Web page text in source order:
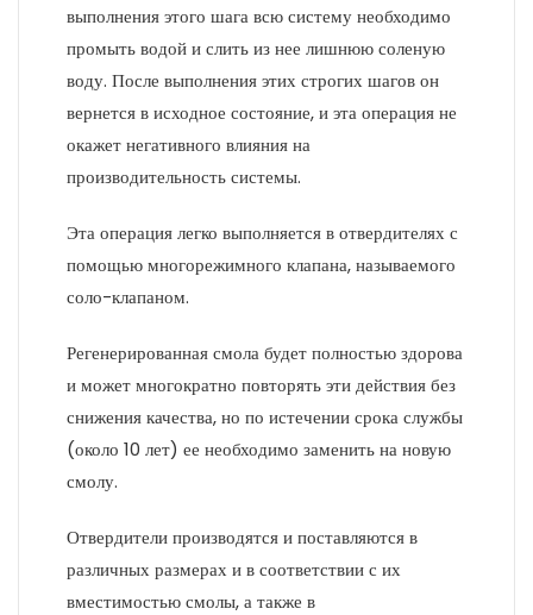
выполнения этого шага всю систему необходимо
промыть водой и слить из нее лишнюю соленую
воду. После выполнения этих строгих шагов он
вернется в исходное состояние, и эта операция не
окажет негативного влияния на
производительность системы.
Эта операция легко выполняется в отвердителях с
помощью многорежимного клапана, называемого
соло-клапаном.
Регенерированная смола будет полностью здорова
и может многократно повторять эти действия без
снижения качества, но по истечении срока службы
(около 10 лет) ее необходимо заменить на новую
смолу.
Отвердители производятся и поставляются в
различных размерах и в соответствии с их
вместимостью смолы, а также в